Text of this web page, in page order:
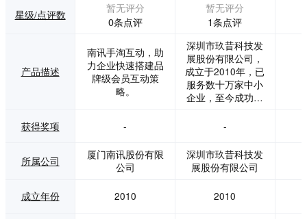
星级/点评数
暂无评分
0条点评
暂无评分
1条点评
产品描述
南讯手淘互动，助
力企业快速搭建品
牌级会员互动策
略。
深圳市玖昔科技发
展股份有限公司，
成立于2010年，已
服务数十万家中小
企业，至今成功研
等近50个行业微信
解决方案，是国内
早期涉及移动互联
一，专注于为中小
获得奖项 - -
所属公司
厦门南讯股份有限
公司
深圳市玖昔科技发
展股份有限公司
成立年份 2010 2010